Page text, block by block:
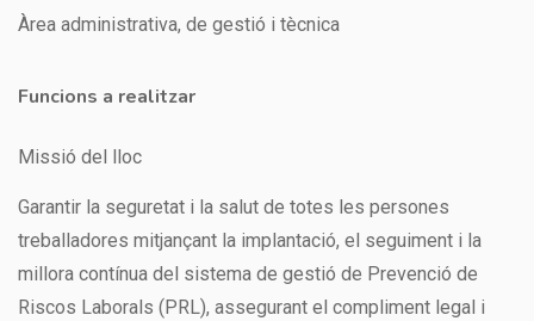
Àrea administrativa, de gestió i tècnica
Funcions a realitzar
Missió del lloc
Garantir la seguretat i la salut de totes les persones
treballadores mitjançant la implantació, el seguiment i la
millora contínua del sistema de gestió de Prevenció de
Riscos Laborals (PRL), assegurant el compliment legal i